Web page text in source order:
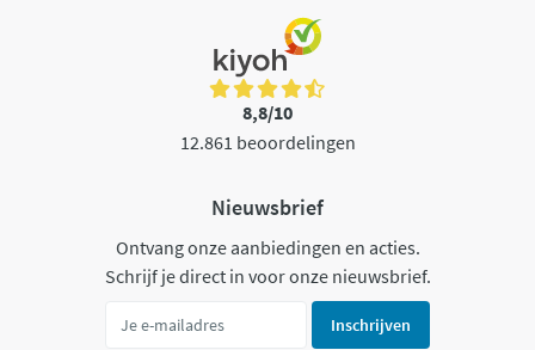
8,8/10
12.861 beoordelingen
Nieuwsbrief
Ontvang onze aanbiedingen en acties.
Schrijf je direct in voor onze nieuwsbrief.
Inschrijven